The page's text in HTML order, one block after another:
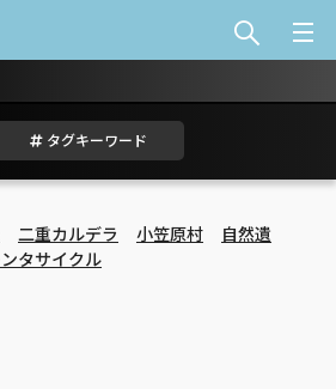
タグキーワード
二重カルデラ 小笠原村
自然遺
ンタサイクル